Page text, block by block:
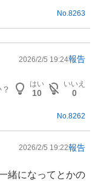
No. 8263
2026/2/5 19:24報告
はい
10
いいえ
0
No.8262
2026/2/5 19:22報告
緒になってとかの